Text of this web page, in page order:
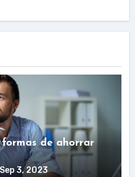
formas de ahorrar
3, 2023